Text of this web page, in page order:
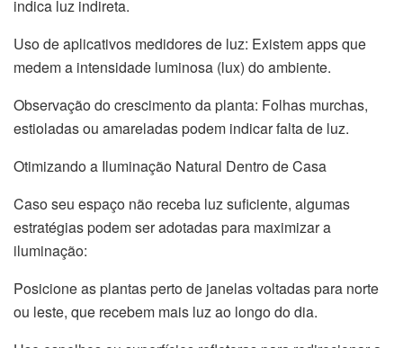
indica luz indireta.
Uso de aplicativos medidores de luz: Existem apps que
medem a intensidade luminosa (lux) do ambiente.
Observação do crescimento da planta: Folhas murchas,
estioladas ou amareladas podem indicar falta de luz.
Otimizando a Iluminação Natural Dentro de Casa
Caso seu espaço não receba luz suficiente, algumas
estratégias podem ser adotadas para maximizar a
iluminação:
Posicione as plantas perto de janelas voltadas para norte
ou leste, que recebem mais luz ao longo do dia.